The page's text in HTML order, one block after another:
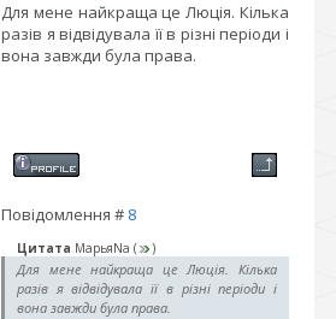
Для мене найкраща це Люція. Кілька
разів я відвідувала її в різні періоди і
вона завжди була права.
Повідомлення # 8
Цитата МарьяNа ( )
Для мене найкраща це Люція. Кілька
разів я відвідувала її в різні періоди і
вона завжди була права.